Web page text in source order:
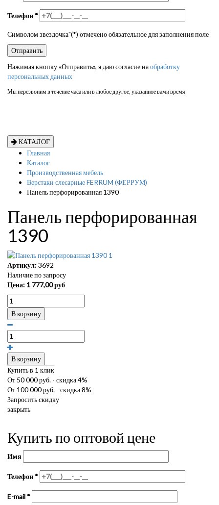
Телефон *
Символом звездочка"(*) отмечено обязательное для заполнения поле
Нажимая кнопку «Отправить», я даю согласие наобработку
персональных данных
Мы перезвоним в течение часа или в любое другое, указанное вами время
КАТАЛОГ
Главная
Каталог
Производственная мебель
Верстаки слесарные FERRUM (ФЕРРУМ)
Панель перфорированная 1390
Панель перфорированная
1390
Артикул:3692
Наличие по запросу
Цена: 1 777,00руб
В корзину
В корзину
Купить в 1 клик
От 50 000 руб. - скидка 4%
От 100 000 руб. - скидка 8%
Запросить скидку
закрыть
Купить по оптовой цене
Имя
Телефон *
E-mail *